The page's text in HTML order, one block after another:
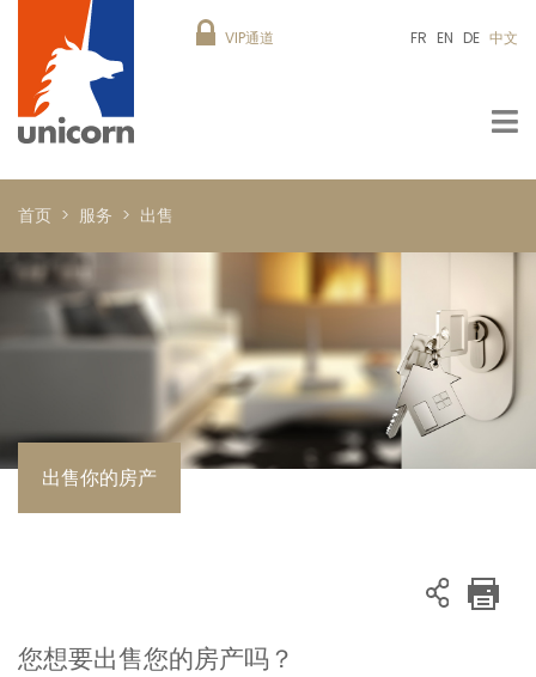
VIP通道 FR EN DE 中文
首页 服务 出售
出售你的房产
您想要出售您的房产吗？